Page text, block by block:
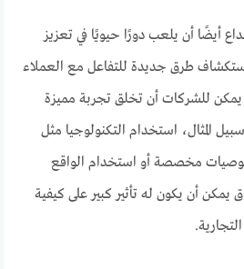
أيضًا أن يلعب دورًا حيويًا في تعزيز
طرق جديدة للتفاعل مع العملاء
للشركات أن تخلق تجربة مميزة
المثال، استخدام التكنولوجيا مثل
توصيات مخصصة أو استخدام الواقع
يمكن أن يكون له تأثير كبير على كيفية